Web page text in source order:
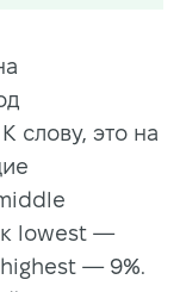
слову, это на
к lowest —
— 9%.